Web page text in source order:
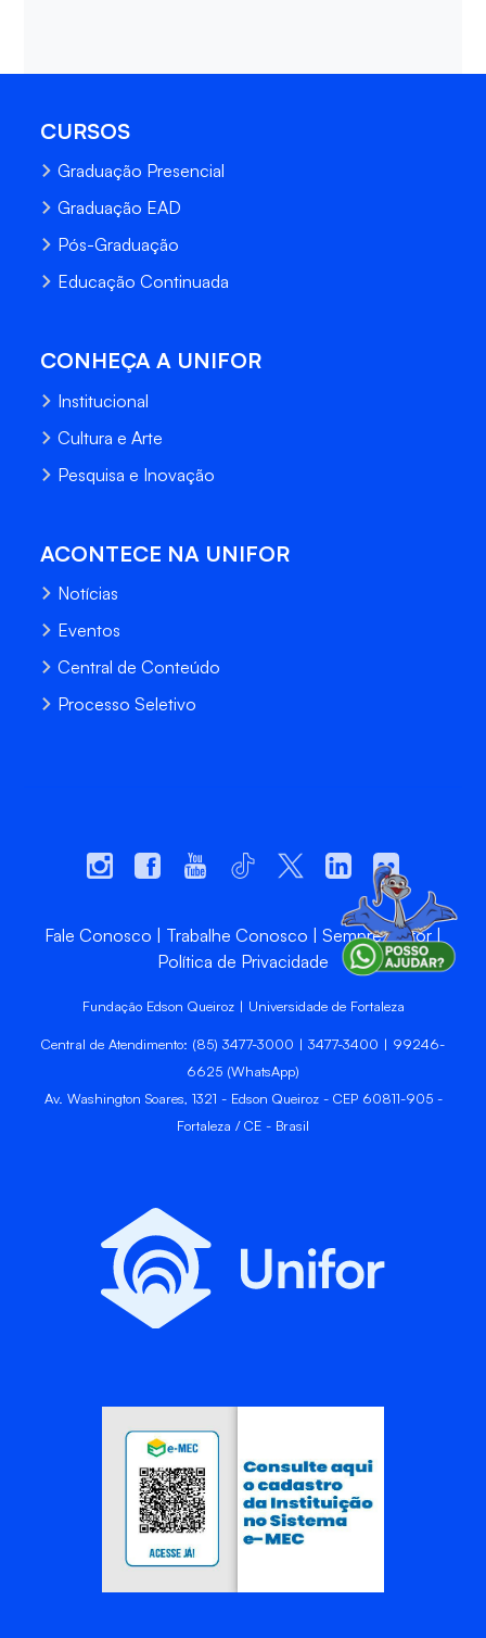
CURSOS
Graduação Presencial
Graduação EAD
Pós-Graduação
Educação Continuada
CONHEÇA A UNIFOR
Institucional
Cultura e Arte
Pesquisa e Inovação
ACONTECE NA UNIFOR
Notícias
Eventos
Central de Conteúdo
Processo Seletivo
Fale Conosco Trabalhe Conosco
Sempre Unifor
Política de Privacidade
Fundação Edson Queiroz | Universidade de Fortaleza
Central de Atendimento: (85) 3477-3000 | 3477-3400 | 99246-
6625 (WhatsApp)
Av. Washington Soares, 1321 - Edson Queiroz - CEP 60811-905 -
Fortaleza / CE - Brasil